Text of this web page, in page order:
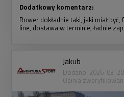
Dodatkowy komentarz:
Rower dokładnie taki, jaki miał
line, dostawa w terminie, ładnie
Jakub
Dodano: 2026-03-20
Opinia